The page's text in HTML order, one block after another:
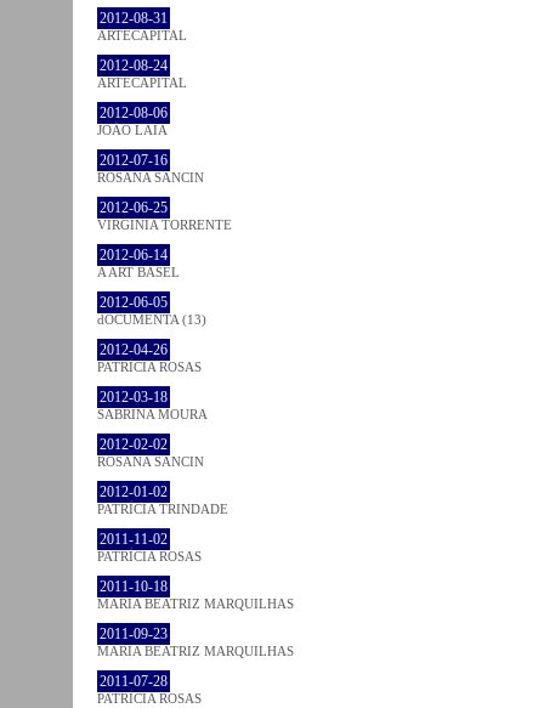
2012-08-31
ARTECAPITAL
2012-08-24
ARTECAPITAL
2012-08-06
JOÃO LAIA
2012-07-16
ROSANA SANCIN
2012-06-25
VIRGINIA TORRENTE
2012-06-14
A ART BASEL
2012-06-05
dOCUMENTA (13)
2012-04-26
PATRÍCIA ROSAS
2012-03-18
SABRINA MOURA
2012-02-02
ROSANA SANCIN
2012-01-02
PATRÍCIA TRINDADE
2011-11-02
PATRÍCIA ROSAS
2011-10-18
MARIA BEATRIZ MARQUILHAS
2011-09-23
MARIA BEATRIZ MARQUILHAS
2011-07-28
PATRÍCIA ROSAS